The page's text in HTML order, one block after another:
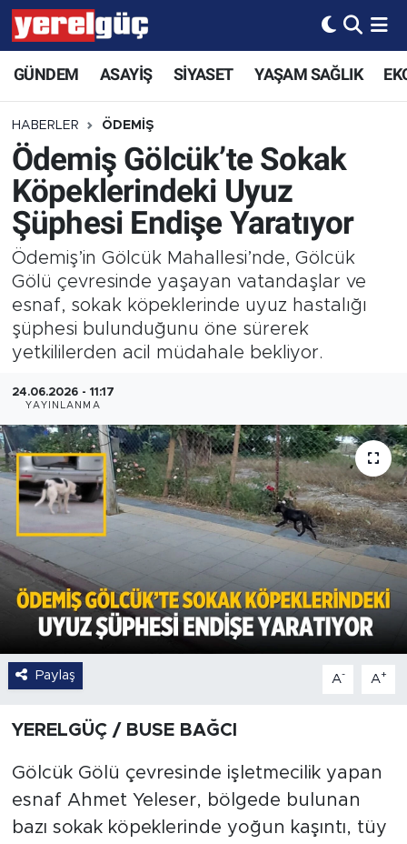
GÜNDEM ASAYİŞ SİYASET YAŞAM SAĞLIK
HABERLER ÖDEMİŞ
Ödemiş Gölcük’te Sokak
Köpeklerindeki Uyuz
Şüphesi Endişe Yaratıyor
Ödemiş’in Gölcük Mahallesi’nde, Gölcük
Gölü çevresinde yaşayan vatandaşlar ve
esnaf, sokak köpeklerinde uyuz hastalığı
şüphesi bulunduğunu öne sürerek
yetkililerden acil müdahale bekliyor.
24.06.2026 - 11:17
YAYINLANMA
Paylaş A- A+
YERELGÜÇ / BUSE BAĞCI
Gölcük Gölü çevresinde işletmecilik yapan
esnaf Ahmet Yeleser, bölgede bulunan
bazı sokak köpeklerinde yoğun kaşıntı, tüy